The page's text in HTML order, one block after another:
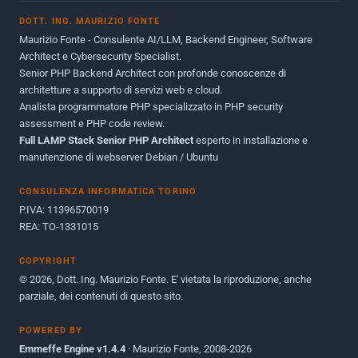
Giugno 2012
Maggio 2011
Dicembre 2010
Ottobre 2010
Maggio 2010
Giugno 2009
DOTT. ING. MAURIZIO FONTE
Maurizio Fonte - Consulente AI/LLM, Backend Engineer, Software
Architect e Cybersecurity Specialist.
Senior PHP Backend Architect con profonde conoscenze di
architetture a supporto di servizi web e cloud.
Analista programmatore PHP specializzato in PHP security
assessment e PHP code review.
Full LAMP Stack Senior PHP Architect esperto in installazione e
manutenzione di webserver Debian / Ubuntu
CONSULENZA INFORMATICA TORINO
P.IVA: 11396570019
REA: TO-1331015
COPYRIGHT
© 2026, Dott. Ing. Maurizio Fonte. E' vietata la riproduzione, anche
parziale, dei contenuti di questo sito.
POWERED BY
Emmeffe Engine v1.4.4 · Maurizio Fonte, 2008-2026